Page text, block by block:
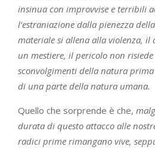
insinua con improvvise e terribili
l’estraniazione dalla pienezza
materiale si allena alla violenza, il
un mestiere, il pericolo non
sconvolgimenti della natura
di una parte della natura umana.
Quello che sorprende è che,
durata di questo attacco alle
radici prime rimangano vive,